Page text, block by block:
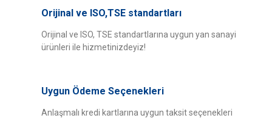
Ürün bilgilerinde hatalar bulunuyor.
Ürün fiyatı diğer sitelerden daha pahalı.
Bu ürüne benzer farklı alternatifler olmalı.
Orijinal ve ISO,TSE standartları
Orijinal ve ISO, TSE standartlarına uygun yan sanayi
ürünleri ile hizmetinizdeyiz!
Uygun Ödeme Seçenekleri
Anlaşmalı kredi kartlarına uygun taksit seçenekleri